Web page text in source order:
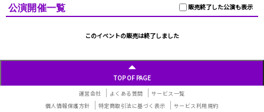
販売終了した公演も表示
公演開催一覧
このイベントの販売は終了しました
TOP OF PAGE
運営会社 よくある質問
サービス一覧
個人情報保護方針
特定商取引法に基づく表示 サービス利用規約